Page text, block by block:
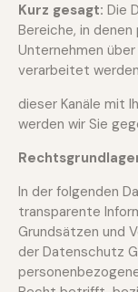
Kurz gesagt: Die
Bereiche, in
Unternehmen
verarbeitet
dieser Kanäle mit
werden wir Sie
In der folgenden
transparente
Grundsätzen und
der Datenschutz